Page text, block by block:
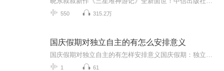
550 315.2万
国庆假期对独立自主的有怎么安排意义
1 61